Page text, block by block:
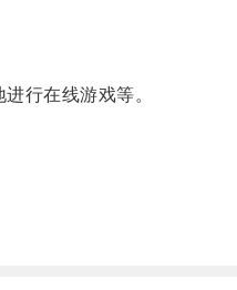
行在线游戏等。